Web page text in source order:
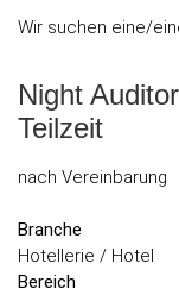
Wir suchen eine/
Night
Teilzeit
nach Vereinbarung
Branche
Hotellerie / Hotel
Bereich